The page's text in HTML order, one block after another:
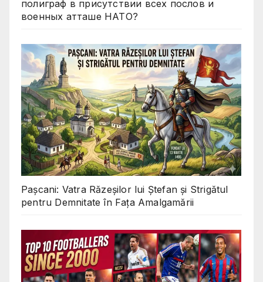
полиграф в присутствии всех послов и
военных атташе НАТО?
Pașcani: Vatra Răzeșilor lui Ștefan și Strigătul
pentru Demnitate în Fața Amalgamării